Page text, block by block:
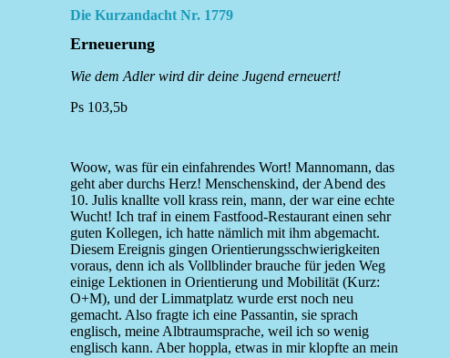
Die Kurzandacht Nr. 1779
Erneuerung
Wie dem Adler wird dir deine Jugend erneuert!
Ps 103,5b
Woow, was für ein einfahrendes Wort! Mannomann, das
geht aber durchs Herz! Menschenskind, der Abend des
10. Julis knallte voll krass rein, mann, der war eine echte
Wucht! Ich traf in einem Fastfood-Restaurant einen sehr
guten Kollegen, ich hatte nämlich mit ihm abgemacht.
Diesem Ereignis gingen Orientierungsschwierigkeiten
voraus, denn ich als Vollblinder brauche für jeden Weg
einige Lektionen in Orientierung und Mobilität (Kurz:
O+M), und der Limmatplatz wurde erst noch neu
gemacht. Also fragte ich eine Passantin, sie sprach
englisch, meine Albtraumsprache, weil ich so wenig
englisch kann. Aber hoppla, etwas in mir klopfte an mein